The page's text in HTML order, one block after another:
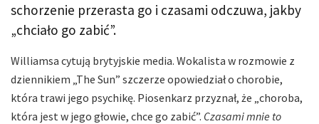
schorzenie przerasta go i czasami odczuwa, jakby
„chciało go zabić”.
Williamsa cytują brytyjskie media. Wokalista w rozmowie z
dziennikiem „The Sun” szczerze opowiedział o chorobie,
która trawi jego psychikę. Piosenkarz przyznał, że „choroba,
która jest w jego głowie, chce go zabić”. Czasami mnie to